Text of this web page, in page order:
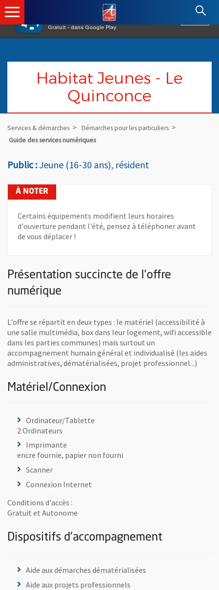
×
Gratuit - dans Google Play
Angers.fr : Retour à l'accueil
Habitat Jeunes - Le
Quinconce
Services & démarches
Démarches pour les particuliers
Guide des services numériques
Public :Jeune (16-30 ans), résident
Certains équipements modifient leurs horaires
d'ouverture pendant l'été, pensez à téléphoner avant
de vous déplacer !
Présentation succincte de l'offre
numérique
L'offre se répartit en deux types : le matériel (accessibilité à
une salle multimédia, box dans leur logement, wifi accessible
dans les parties communes) mais surtout un
accompagnement humain général et individualisé (les aides
administratives, dématérialisées, projet professionnel...)
Matériel/Connexion
Ordinateur/Tablette
2 Ordinateurs
Imprimante
encre fournie, papier non fourni
Scanner
Connexion Internet
Conditions d'accès :
Gratuit et Autonome
Dispositifs d'accompagnement
Aide aux démarches dématérialisées
Aide aux projets professionnels